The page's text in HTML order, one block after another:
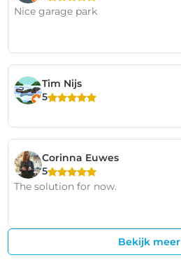
Nice garage park
Tim Nijs
5
Corinna Euwes
5
The solution for now.
Bekijk meer